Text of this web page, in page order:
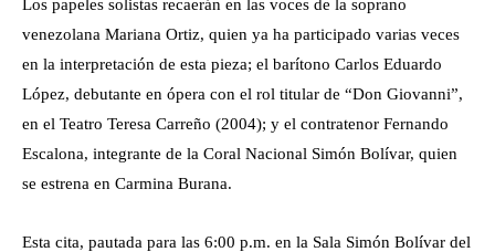
Los papeles solistas recaerán en las voces de la soprano
venezolana Mariana Ortiz, quien ya ha participado varias veces
en la interpretación de esta pieza; el barítono Carlos Eduardo
López, debutante en ópera con el rol titular de “Don Giovanni”,
en el Teatro Teresa Carreño (2004); y el contratenor Fernando
Escalona, integrante de la Coral Nacional Simón Bolívar, quien
se estrena en Carmina Burana.
Esta cita, pautada para las 6:00 p.m. en la Sala Simón Bolívar del